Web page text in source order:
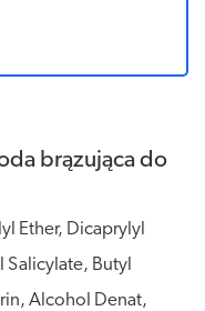
brązująca do
Ether, Dicaprylyl
Butyl
Alcohol Denat,